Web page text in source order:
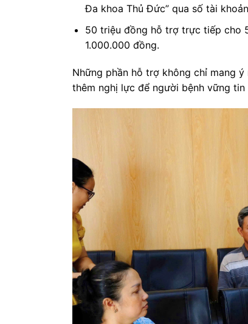
Đa khoa Thủ Đức” qua số tài
50 triệu đồng hỗ trợ trực tiếp cho
1.000.000 đồng.
Những phần hỗ trợ không chỉ mang
thêm nghị lực để người bệnh vững